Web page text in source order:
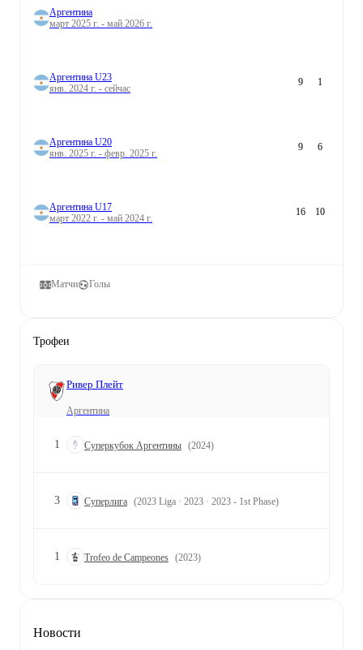
Аргентина
март 2025 г. - май 2026 г.
Аргентина U23
янв. 2024 г. - сейчас
9 1
Аргентина U20
янв. 2025 г. - февр. 2025 г.
9 6
Аргентина U17
март 2022 г. - май 2024 г.
16 10
Матчи Голы
Трофеи
Ривер Плейт
Аргентина
1 Суперкубок Аргентины (2024)
3 Суперлига (2023 Liga · 2023 · 2023 - 1st Phase)
1 Trofeo de Campeones (2023)
Новости